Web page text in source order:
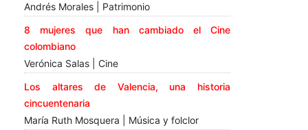
Andrés Morales | Patrimonio
8 mujeres que han cambiado el Cine
colombiano
Verónica Salas | Cine
Los altares de Valencia, una historia
cincuentenaria
María Ruth Mosquera | Música y folclor